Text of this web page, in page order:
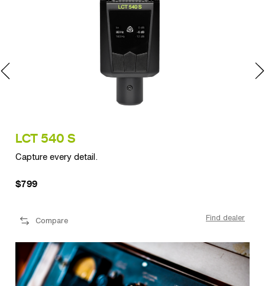
LCT 540 S
Capture every detail.
$799
Compare Find dealer